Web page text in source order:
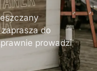
do
prowadzi